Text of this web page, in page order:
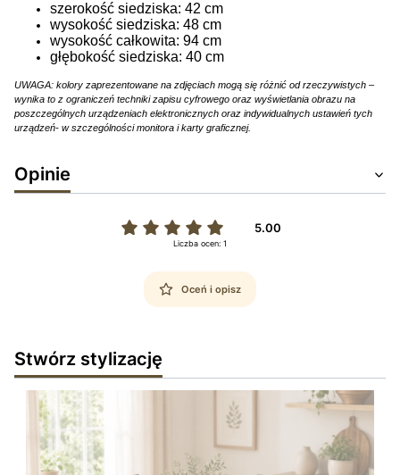
szerokość siedziska: 42 cm
wysokość siedziska: 48 cm
wysokość całkowita: 94 cm
głębokość siedziska: 40 cm
UWAGA: kolory zaprezentowane na zdjęciach mogą się różnić od rzeczywistych –
wynika to z ograniczeń techniki zapisu cyfrowego oraz wyświetlania obrazu na
poszczególnych urządzeniach elektronicznych oraz indywidualnych ustawień tych
urządzeń- w szczególności monitora i karty graficznej.
Opinie
5.00
Liczba ocen: 1
Oceń i opisz
Stwórz stylizację